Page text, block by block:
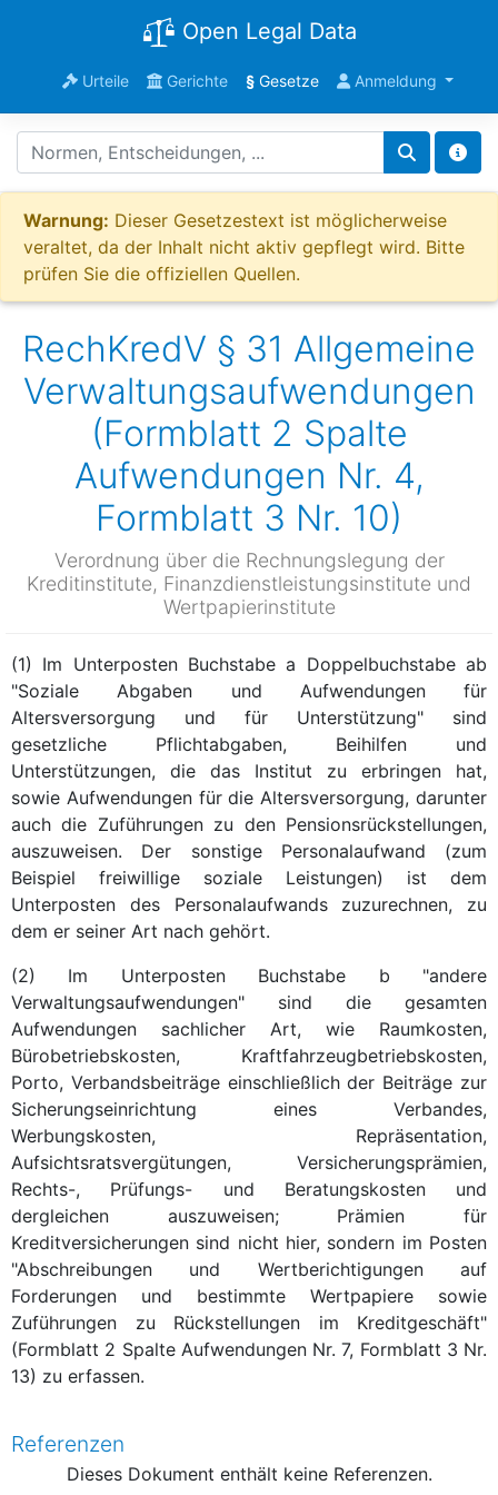
Open Legal Data
Urteile Gerichte §Gesetze Anmeldung
Warnung: Dieser Gesetzestext ist möglicherweise
veraltet, da der Inhalt nicht aktiv gepflegt wird. Bitte
prüfen Sie die offiziellen Quellen.
RechKredV § 31 Allgemeine
Verwaltungsaufwendungen
(Formblatt 2 Spalte
Aufwendungen Nr. 4,
Formblatt 3 Nr. 10)
Verordnung über die Rechnungslegung der
Kreditinstitute, Finanzdienstleistungsinstitute und
Wertpapierinstitute
(1) Im Unterposten Buchstabe a Doppelbuchstabe ab
"Soziale Abgaben und Aufwendungen für
Altersversorgung und für Unterstützung" sind
gesetzliche Pflichtabgaben, Beihilfen und
Unterstützungen, die das Institut zu erbringen hat,
sowie Aufwendungen für die Altersversorgung, darunter
auch die Zuführungen zu den Pensionsrückstellungen,
auszuweisen. Der sonstige Personalaufwand (zum
Beispiel freiwillige soziale Leistungen) ist dem
Unterposten des Personalaufwands zuzurechnen, zu
dem er seiner Art nach gehört.
(2) Im Unterposten Buchstabe b "andere
Verwaltungsaufwendungen" sind die gesamten
Aufwendungen sachlicher Art, wie Raumkosten,
Bürobetriebskosten, Kraftfahrzeugbetriebskosten,
Porto, Verbandsbeiträge einschließlich der Beiträge zur
Sicherungseinrichtung eines Verbandes,
Werbungskosten, Repräsentation,
Aufsichtsratsvergütungen, Versicherungsprämien,
Rechts-, Prüfungs- und Beratungskosten und
dergleichen auszuweisen; Prämien für
Kreditversicherungen sind nicht hier, sondern im Posten
"Abschreibungen und Wertberichtigungen auf
Forderungen und bestimmte Wertpapiere sowie
Zuführungen zu Rückstellungen im Kreditgeschäft"
(Formblatt 2 Spalte Aufwendungen Nr. 7, Formblatt 3 Nr.
13) zu erfassen.
Referenzen
Dieses Dokument enthält keine Referenzen.